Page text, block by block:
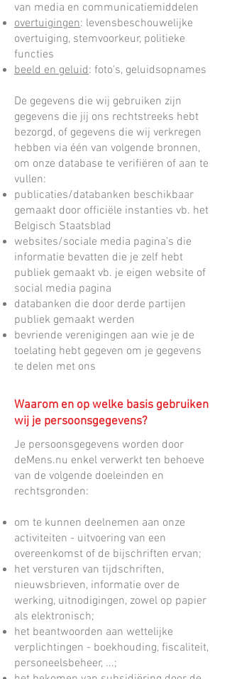
van media en communicatiemiddelen
overtuigingen: levensbeschouwelijke
overtuiging, stemvoorkeur, politieke
functies
beeld en geluid: foto's, geluidsopnames
De gegevens die wij gebruiken zijn
gegevens die jij ons rechtstreeks hebt
bezorgd, of gegevens die wij verkregen
hebben via één van volgende bronnen,
om onze database te verifiëren of aan te
vullen:
publicaties/databanken beschikbaar
gemaakt door officiële instanties vb. het
Belgisch Staatsblad
websites/sociale media pagina's die
informatie bevatten die je zelf hebt
publiek gemaakt vb. je eigen website of
social media pagina
databanken die door derde partijen
publiek gemaakt werden
bevriende verenigingen aan wie je de
toelating hebt gegeven om je gegevens
te delen met ons
Waarom en op welke basis gebruiken
wij je persoonsgegevens?
Je persoonsgegevens worden door
deMens.nu enkel verwerkt ten behoeve
van de volgende doeleinden en
rechtsgronden:
om te kunnen deelnemen aan onze
activiteiten - uitvoering van een
overeenkomst of de bijschriften ervan;
het versturen van tijdschriften,
nieuwsbrieven, informatie over de
werking, uitnodigingen, zowel op papier
als elektronisch;
het beantwoorden aan wettelijke
verplichtingen - boekhouding, fiscaliteit,
personeelsbeheer, ...;